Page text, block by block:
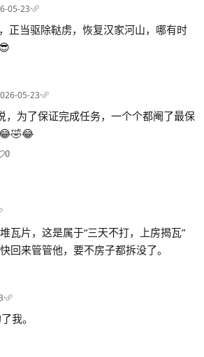
05-23·
正当驱除鞑虏，恢复汉家河山，哪有时
05-23·
，为了保证完成任务，一个个都阉了最保
0
瓦片，这是属于“三天不打，上房揭瓦”
回来管管他，要不房子都拆没了。
·
我。